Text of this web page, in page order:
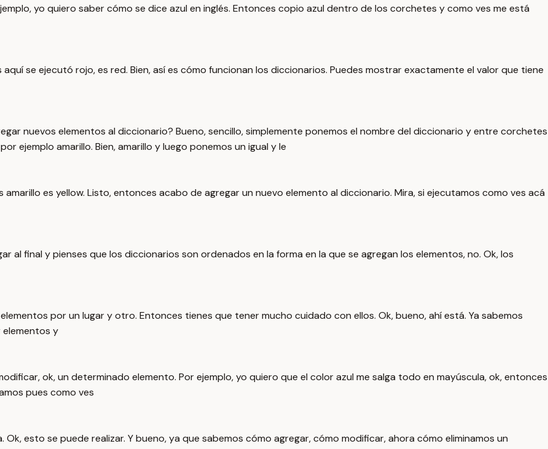
yo quiero saber cómo se dice azul en inglés. Entonces copio azul dentro de los corchetes y como ves me está
se ejecutó rojo, es red. Bien, así es cómo funcionan los diccionarios. Puedes mostrar exactamente el valor que tiene
nuevos elementos al diccionario? Bueno, sencillo, simplemente ponemos el nombre del diccionario y entre corchetes
ejemplo amarillo. Bien, amarillo y luego ponemos un igual y le
es yellow. Listo, entonces acabo de agregar un nuevo elemento al diccionario. Mira, si ejecutamos como ves acá
al final y pienses que los diccionarios son ordenados en la forma en la que se agregan los elementos, no. Ok, los
por un lugar y otro. Entonces tienes que tener mucho cuidado con ellos. Ok, bueno, ahí está. Ya sabemos
elementos y
ok, un determinado elemento. Por ejemplo, yo quiero que el color azul me salga todo en mayúscula, ok, entonces
pues como ves
esto se puede realizar. Y bueno, ya que sabemos cómo agregar, cómo modificar, ahora cómo eliminamos un